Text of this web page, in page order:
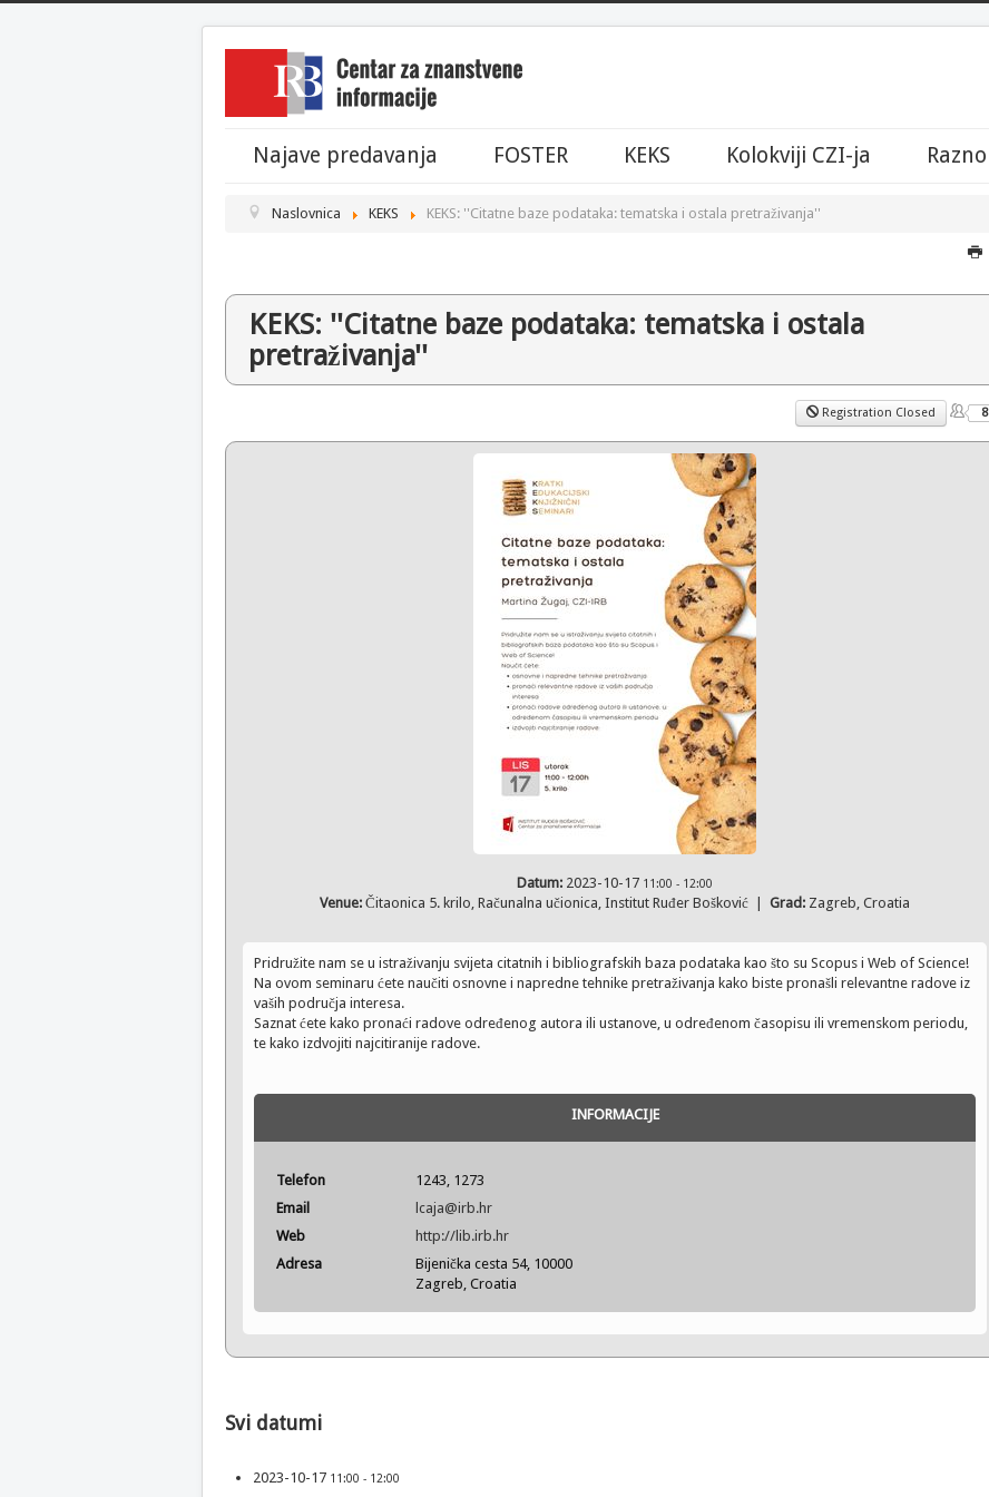
Najave predavanja FOSTER KEKS Kolokviji CZI-ja Razno
Naslovnica KEKS KEKS: ''Citatne baze podataka: tematska i ostala pretraživanja''
KEKS: ''Citatne baze podataka: tematska i ostala
pretraživanja''
Registration Closed 8
Datum: 2023-10-17 11:00 - 12:00
Venue: Čitaonica 5. krilo, Računalna učionica, Institut Ruđer Bošković Grad: Zagreb, Croatia
Pridružite nam se u istraživanju svijeta citatnih i bibliografskih baza podataka kao što su Scopus i Web of Science!
Na ovom seminaru ćete naučiti osnovne i napredne tehnike pretraživanja kako biste pronašli relevantne radove iz
vaših područja interesa.
Saznat ćete kako pronaći radove određenog autora ili ustanove, u određenom časopisu ili vremenskom periodu,
te kako izdvojiti najcitiranije radove.
INFORMACIJE
Telefon
1243, 1273
Email
lcaja@irb.hr
Web
http://lib.irb.hr
Adresa
Bijenička cesta 54, 10000
Zagreb, Croatia
Svi datumi
2023-10-17 11:00 - 12:00